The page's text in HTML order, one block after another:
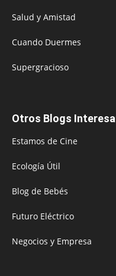
Salud y Amistad
Cuando Duermes
Supergracioso
Otros Blogs
Estamos de Cine
Ecología Útil
Blog de Bebés
Futuro Eléctrico
Negocios y Empresa